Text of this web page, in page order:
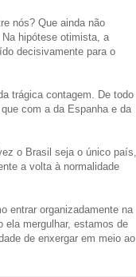
nós? Que ainda não
hipótese otimista, a
decisivamente para o
trágica contagem. De todo
com a da Espanha e da
o Brasil seja o único país,
a volta à normalidade
entrar organizadamente na
ela mergulhar, estamos de
de enxergar em meio ao